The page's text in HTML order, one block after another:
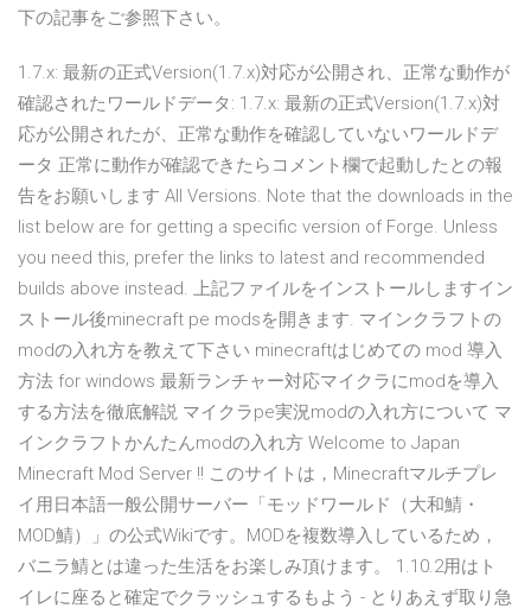
下の記事をご参照下さい。
1.7.x: 最新の正式Version(1.7.x)対応が公開され、正常な動作が
確認されたワールドデータ: 1.7.x: 最新の正式Version(1.7.x)対
応が公開されたが、正常な動作を確認していないワールドデ
ータ 正常に動作が確認できたらコメント欄で起動したとの報
告をお願いします All Versions. Note that the downloads in the
list below are for getting a specific version of Forge. Unless
you need this, prefer the links to latest and recommended
builds above instead. 上記ファイルをインストールしますイン
ストール後minecraft pe modsを開きます. マインクラフトの
modの入れ方を教えて下さい minecraftはじめての mod 導入
方法 for windows 最新ランチャー対応マイクラにmodを導入
する方法を徹底解説 マイクラpe実況modの入れ方について マ
インクラフトかんたんmodの入れ方 Welcome to Japan
Minecraft Mod Server !! このサイトは，Minecraftマルチプレ
イ用日本語一般公開サーバー「モッドワールド（大和鯖・
MOD鯖）」の公式Wikiです。MODを複数導入しているため，
バニラ鯖とは違った生活をお楽しみ頂けます。 1.10.2用はト
イレに座ると確定でクラッシュするもよう - とりあえず取り急